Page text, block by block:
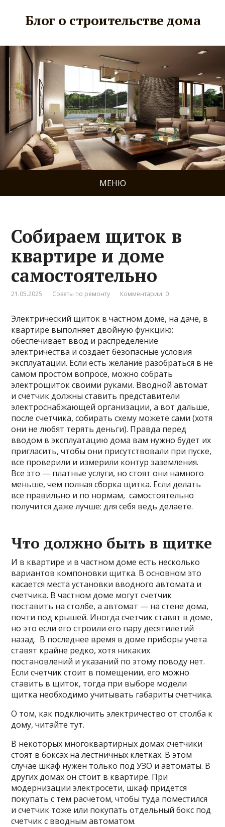
Блог о строительстве дома
МЕНЮ
Собираем щиток в
квартире и доме
самостоятельно
21.05.2025 Советы по ремонту Комментарии: 0
Электрический щиток в частном доме, на даче, в
квартире выполняет двойную функцию:
обеспечивает ввод и распределение
электричества и создает безопасные условия
эксплуатации. Если есть желание разобраться в не
самом простом вопросе, можно собрать
электрощиток своими руками. Вводной автомат
и счетчик должны ставить представители
электроснабжающей организации, а вот дальше,
после счетчика, собирать схему можете сами (хотя
они не любят терять деньги). Правда перед
вводом в эксплуатацию дома вам нужно будет их
пригласить, чтобы они присутствовали при пуске,
все проверили и измерили контур заземления.
Все это — платные услуги, но стоят они намного
меньше, чем полная сборка щитка. Если делать
все правильно и по нормам, самостоятельно
получится даже лучше: для себя ведь делаете.
Что должно быть в щитке
И в квартире и в частном доме есть несколько
вариантов компоновки щитка. В основном это
касается места установки вводного автомата и
счетчика. В частном доме могут счетчик
поставить на столбе, а автомат — на стене дома,
почти под крышей. Иногда счетчик ставят в доме,
но это если его строили его пару десятилетий
назад. В последнее время в доме приборы учета
ставят крайне редко, хотя никаких
постановлений и указаний по этому поводу нет.
Если счетчик стоит в помещении, его можно
ставить в щиток, тогда при выборе модели
щитка необходимо учитывать габариты счетчика.
О том, как подключить электричество от столба к
дому, читайте тут.
В некоторых многоквартирных домах счетчики
стоят в боксах на лестничных клетках. В этом
случае шкаф нужен только под УЗО и автоматы. В
других домах он стоит в квартире. При
модернизации электросети, шкаф придется
покупать с тем расчетом, чтобы туда поместился
и счетчик тоже или покупать отдельный бокс под
счетчик с вводным автоматом.